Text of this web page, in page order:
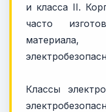
и класса II.
часто
Классы